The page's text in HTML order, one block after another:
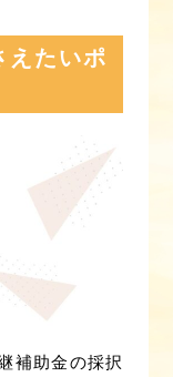
えたいポ
補助金の採択